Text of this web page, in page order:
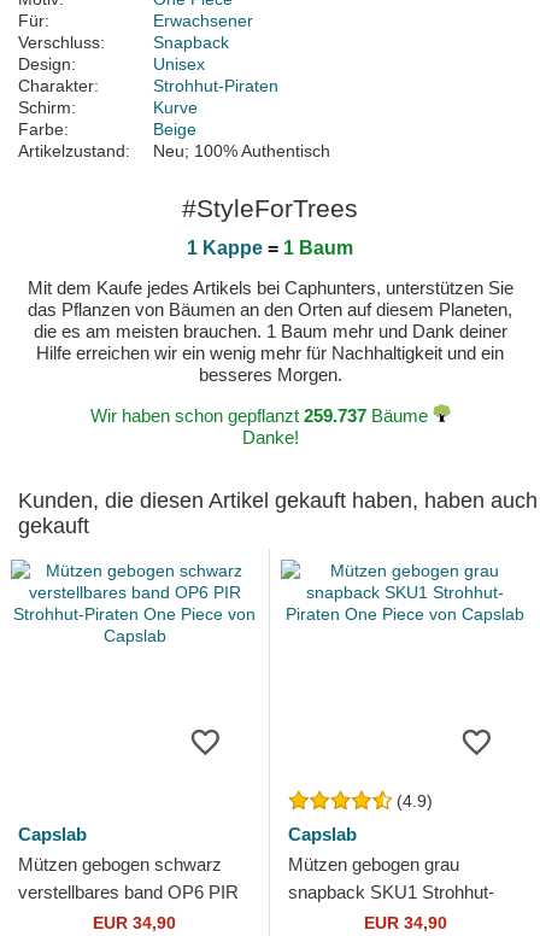
Für:
Erwachsener
Verschluss:
Snapback
Design:
Unisex
Charakter:
Strohhut-Piraten
Schirm:
Kurve
Farbe:
Beige
Artikelzustand:
Neu; 100% Authentisch
#StyleForTrees
1 Kappe = 1 Baum
Mit dem Kaufe jedes Artikels bei Caphunters, unterstützen Sie
das Pflanzen von Bäumen an den Orten auf diesem Planeten,
die es am meisten brauchen. 1 Baum mehr und Dank deiner
Hilfe erreichen wir ein wenig mehr für Nachhaltigkeit und ein
besseres Morgen.
Wir haben schon gepflanzt 259.737Bäume
Danke!
Kunden, die diesen Artikel gekauft haben, haben auch
gekauft
Capslab
Mützen gebogen schwarz
verstellbares band OP6 PIR
Strohhut-Piraten One Piece
EUR 34,90
(4.9)
Capslab
Mützen gebogen grau
snapback SKU1 Strohhut-
Piraten One Piece von
EUR 34,90